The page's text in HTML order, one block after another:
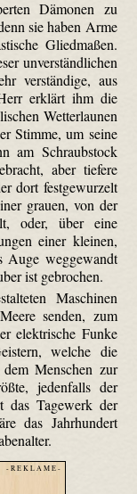
Dämonen zu
sie haben Arme
Gliedmaßen.
unverständlichen
verständige, aus
erklärt ihm die
Wetterlaunen
Stimme, um seine
am Schraubstock
aber tiefere
dort festgewurzelt
grauen, von der
oder, über eine
einer kleinen,
Auge weggewandt
ist gebrochen.
Maschinen
senden, zum
elektrische Funke
welche die
Menschen zur
jedenfalls der
das Tagewerk der
das Jahrhundert
- R E K L A M E -